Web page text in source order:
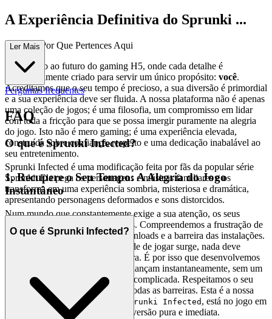
A Experiência Definitiva do Sprunki ...
Infected: Por Que Pertences Aqui
Bem-vindo ao futuro do gaming H5, onde cada detalhe é
meticulosamente criado para servir um único propósito: você.
Acreditamos que o seu tempo é precioso, a sua diversão é primordial
e a sua experiência deve ser fluida. A nossa plataforma não é apenas
uma coleção de jogos; é uma filosofia, um compromisso em lidar
com toda a fricção para que se possa imergir puramente na alegria
do jogo. Isto não é mero gaming; é uma experiência elevada,
construída sobre confiança, respeito e uma dedicação inabalável ao
seu entretenimento.
1. Recupere o Seu Tempo: A Alegria do Jogo
Instantâneo
Num mundo que constantemente exige a sua atenção, os seus
momentos de escape são sagrados. Compreendemos a frustração de
esperar, o aborrecimento dos downloads e a barreira das instalações.
Acreditamos que quando a vontade de jogar surge, nada deve
interpor-se entre si e a sua aventura. É por isso que desenvolvemos
uma plataforma onde os jogos se lançam instantaneamente, sem um
único download ou configuração complicada. Respeitamos o seu
precioso tempo livre eliminando todas as barreiras. Esta é a nossa
promessa: quando quiser jogar
Sprunki Infected , está no jogo em
segundos. Sem fricção, apenas diversão pura e imediata.
Ler Mais
Perguntas frequentes
FAQ
O que é Sprunki Infected?
Sprunki Infected é uma modificação feita por fãs da popular série
Sprunki. Ela pega os personagens e músicas familiares e os
transforma em uma experiência sombria, misteriosa e dramática,
apresentando personagens deformados e sons distorcidos.
O que é Sprunki Infected?